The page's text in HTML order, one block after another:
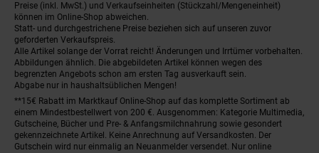
Preise (inkl. MwSt.) und Verkaufseinheiten (Stückzahl/Mengeneinheit)
können im Online-Shop abweichen.
Statt- und durchgestrichene Preise beziehen sich auf unseren zuvor
geforderten Verkaufspreis.
Alle Artikel solange der Vorrat reicht! Änderungen und Irrtümer vorbehalten.
Abbildungen ähnlich. Die abgebildeten Artikel können wegen des
begrenzten Angebots schon am ersten Tag ausverkauft sein.
Abgabe nur in haushaltsüblichen Mengen!
**15€ Rabatt im Marktkauf Online-Shop auf das komplette Sortiment ab
einem Mindestbestellwert von 200 €. Ausgenommen: Kategorie Multimedia,
Gutscheine, Bücher und Pre- & Anfangsmilchnahrung sowie gesondert
gekennzeichnete Artikel. Keine Anrechnung auf Versandkosten. Der
Gutschein wird nur einmalig an Neuanmelder versendet. Nur online